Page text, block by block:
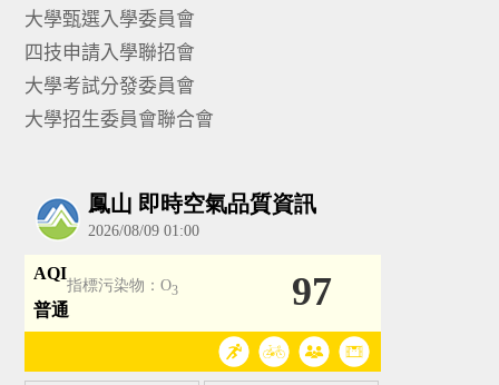
大學甄選入學委員會
四技申請入學聯招會
大學考試分發委員會
大學招生委員會聯合會